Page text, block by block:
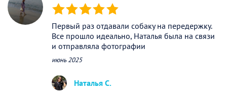
(*) (*) (*) (*) (*)
Первый раз отдавали собаку на передержку.
Все прошло идеально, Наталья была на связи
и отправляла фотографии
июнь 2025
Наталья С.